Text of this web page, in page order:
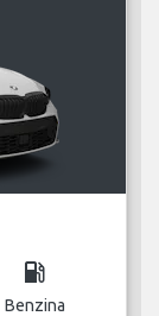
local_gas_station
Benzina